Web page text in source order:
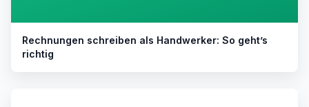
Rechnungen schreiben als Handwerker: So geht’s
richtig